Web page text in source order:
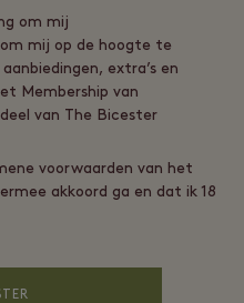
om mij
mij op de hoogte te
extra’s en
Membership van
van The Bicester
voorwaarden van het
akkoord ga en dat ik 18